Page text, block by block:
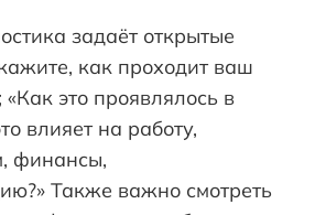
задаёт открытые
как проходит ваш
это проявлялось в
влияет на работу,
финансы,
Также важно смотреть